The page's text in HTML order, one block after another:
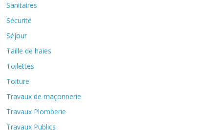
Sanitaires
Sécurité
Séjour
Taille de haies
Toilettes
Toiture
Travaux de maçonnerie
Travaux Plomberie
Travaux Publics